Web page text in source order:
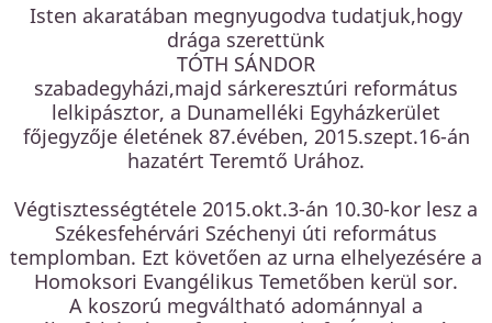
Isten akaratában megnyugodva tudatjuk,hogy
drága szerettünk
TÓTH SÁNDOR
szabadegyházi,majd sárkeresztúri református
lelkipásztor, a Dunamelléki Egyházkerület
főjegyzője életének 87.évében, 2015.szept.16-án
hazatért Teremtő Urához.
Végtisztességtétele 2015.okt.3-án 10.30-kor lesz a
Székesfehérvári Széchenyi úti református
templomban. Ezt követően az urna elhelyezésére a
Homoksori Evangélikus Temetőben kerül sor.
A koszorú megváltható adománnyal a